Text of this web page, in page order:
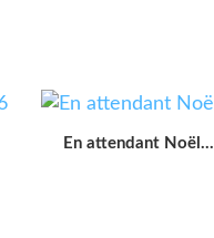
En attendant Noël...